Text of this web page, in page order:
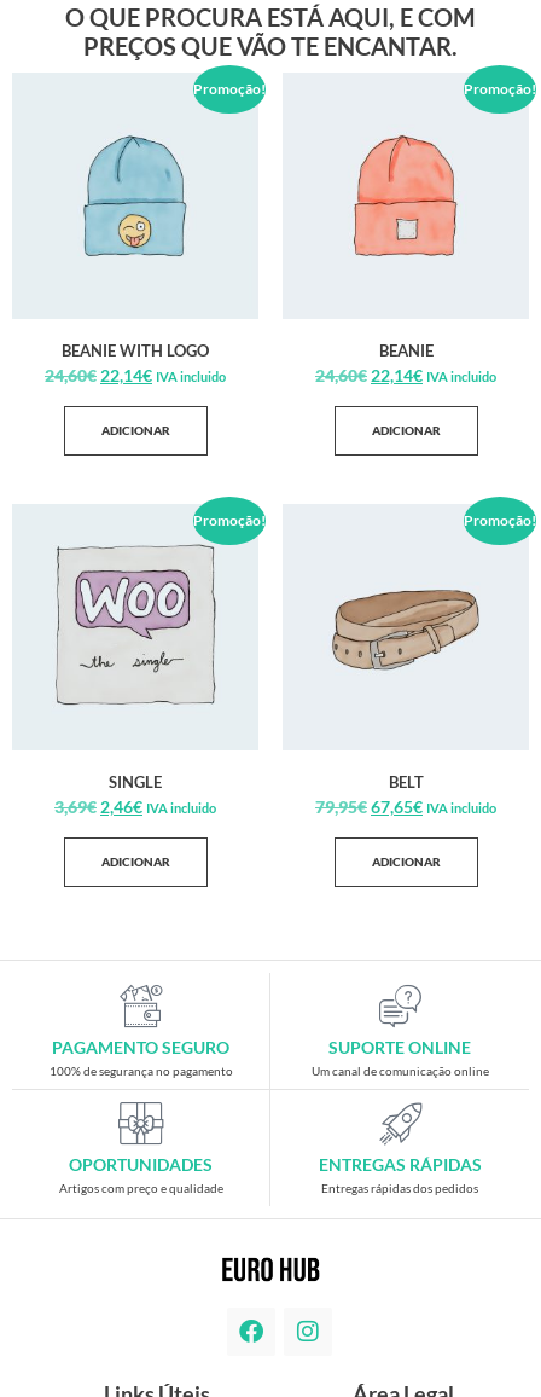
O QUE PROCURA ESTÁ AQUI, E COM
PREÇOS QUE VÃO TE ENCANTAR.
Promoção!
BEANIE WITH LOGO
24,60€ 22,14€ IVA incluido
ADICIONAR
Promoção!
BEANIE
24,60€ 22,14€ IVA incluido
ADICIONAR
Promoção!
SINGLE
3,69€ 2,46€ IVA incluido
ADICIONAR
Promoção!
BELT
79,95€67,65€ IVA incluido
ADICIONAR
PAGAMENTO SEGURO
100% de segurança no pagamento
SUPORTE ONLINE
Um canal de comunicação online
OPORTUNIDADES
Artigos com preço e qualidade
ENTREGAS RÁPIDAS
Entregas rápidas dos pedidos